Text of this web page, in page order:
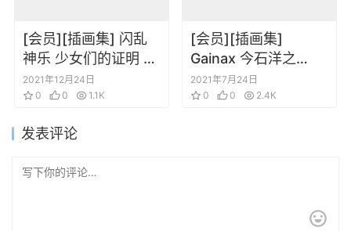
[会员][插画集] 闪乱
神乐 少女们的证明 画
集 普通版和泳装版
2021年12月24日
0
0 1.1K
[会员][插画集]
Gainax 今石洋之
FLCL特别的她分镜线
稿+设定集
2021年7月24日
0
0 2.4K
发表评论